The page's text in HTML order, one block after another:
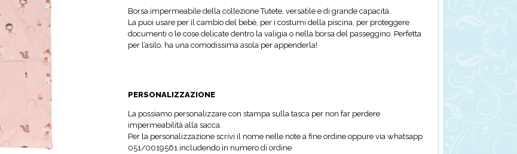
da
17,50€
a
22,50€
Borsa impermeabile della collezione Tutete, versatile e di grande capacità.
La puoi usare per il cambio del bebè, per i costumi della piscina, per proteggere
documenti o le cose delicate dentro la valigia o nella borsa del passeggino. Perfetta
per l’asilo, ha una comodissima asola per appenderla!
PERSONALIZZAZIONE
La possiamo personalizzare con stampa sulla tasca per non far perdere
impermeabilità alla sacca.
Per la personalizzazione scrivi il nome nelle note a fine ordine oppure via whatsapp
051/0019561 includendo in numero di ordine